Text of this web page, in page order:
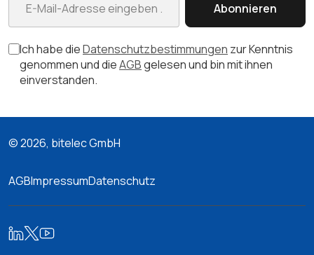
Abonnieren
Ich habe dieDatenschutzbestimmungen zur Kenntnis
genommen und dieAGBgelesen und bin mit ihnen
einverstanden.
© 2026, bitelec GmbH
AGBImpressumDatenschutz